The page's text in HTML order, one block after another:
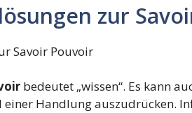
zur
Savoir Pouvoir
bedeutet „wissen“. Es kann
einer Handlung auszudrücken.